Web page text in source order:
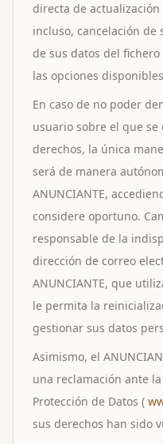
directa de
incluso, cancelación de
de sus datos del
las opciones
En caso de no poder
usuario sobre el que
derechos, la única
será de manera
ANUNCIANTE,
considere oportuno.
responsable de la
dirección de correo
ANUNCIANTE, que
le permita la
gestionar sus datos
Asimismo, el
una reclamación ante
Protección de Datos (
sus derechos han sido